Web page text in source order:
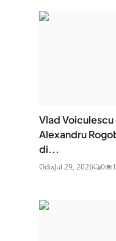
Vlad
Alexandru
di...
OdixJul 29, 2026 0 1